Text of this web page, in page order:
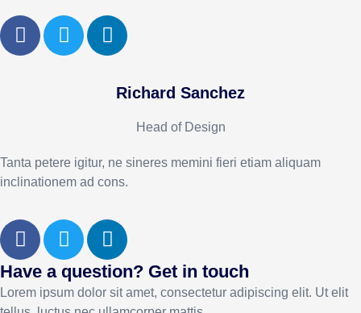
Richard Sanchez
Head of Design
Tanta petere igitur, ne sineres memini fieri etiam aliquam
inclinationem ad cons.
Have a question? Get in touch
Lorem ipsum dolor sit amet, consectetur adipiscing elit. Ut elit